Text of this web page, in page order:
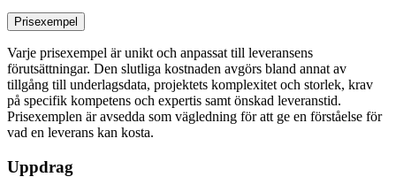
Prisexempel
Varje prisexempel är unikt och anpassat till leveransens
förutsättningar. Den slutliga kostnaden avgörs bland annat av
tillgång till underlagsdata, projektets komplexitet och storlek, krav
på specifik kompetens och expertis samt önskad leveranstid.
Prisexemplen är avsedda som vägledning för att ge en förståelse för
vad en leverans kan kosta.
Uppdrag